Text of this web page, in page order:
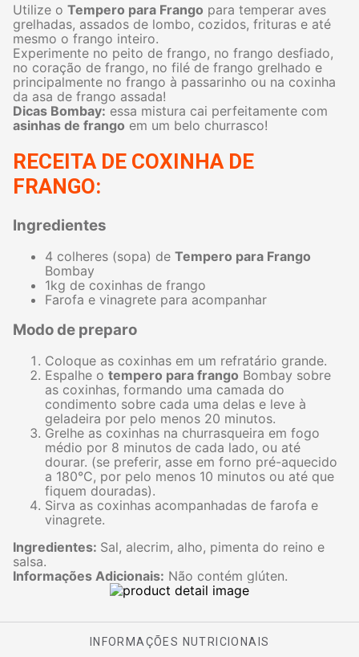
Utilize o Tempero para Frango para temperar aves
grelhadas, assados de lombo, cozidos, frituras e até
mesmo o frango inteiro.
Experimente no peito de frango, no frango desfiado,
no coração de frango, no filé de frango grelhado e
principalmente no frango à passarinho ou na coxinha
da asa de frango assada!
Dicas Bombay: essa mistura cai perfeitamente com
asinhas de frango em um belo churrasco!
RECEITA DE COXINHA DE
FRANGO:
Ingredientes
4 colheres (sopa) de Tempero para Frango
Bombay
1kg de coxinhas de frango
Farofa e vinagrete para acompanhar
Modo de preparo
Coloque as coxinhas em um refratário grande.
Espalhe o tempero para frango Bombay sobre
as coxinhas, formando uma camada do
condimento sobre cada uma delas e leve à
geladeira por pelo menos 20 minutos.
Grelhe as coxinhas na churrasqueira em fogo
médio por 8 minutos de cada lado, ou até
dourar. (se preferir, asse em forno pré-aquecido
a 180°C, por pelo menos 10 minutos ou até que
fiquem douradas).
Sirva as coxinhas acompanhadas de farofa e
vinagrete.
Ingredientes: Sal, alecrim, alho, pimenta do reino e
salsa.
Informações Adicionais: Não contém glúten.
INFORMAÇÕES NUTRICIONAIS